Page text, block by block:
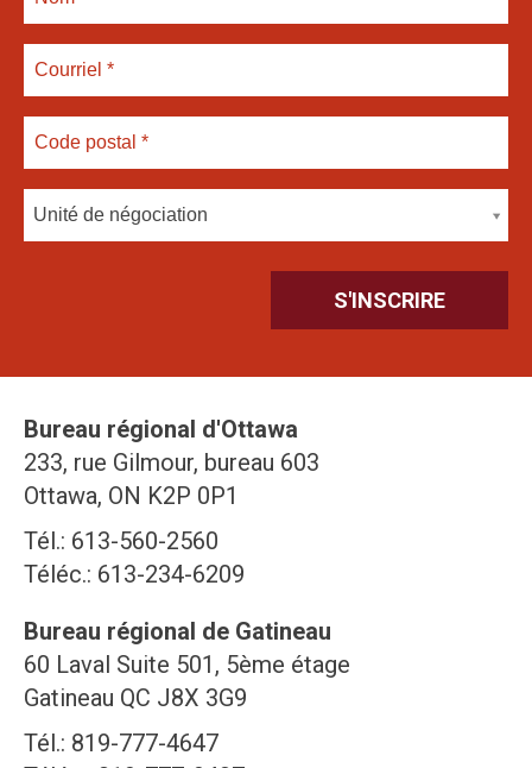
Unité de négociation
Bureau régional d'Ottawa
233, rue Gilmour, bureau 603
Ottawa, ON K2P 0P1
Tél.: 613-560-2560
Téléc.: 613-234-6209
Bureau régional de Gatineau
60 Laval Suite 501, 5ème étage
Gatineau QC J8X 3G9
Tél.: 819-777-4647